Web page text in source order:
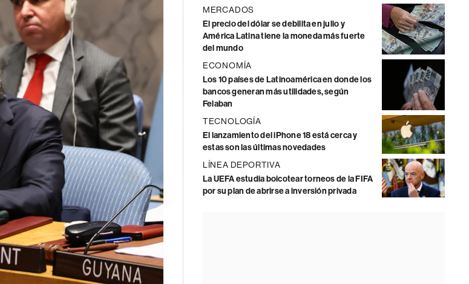
MERCADOS
El precio del dólar se debilita en julio y
América Latina tiene la moneda más fuerte
del mundo
ECONOMÍA
Los 10 países de Latinoamérica en donde los
bancos generan más utilidades, según
Felaban
TECNOLOGÍA
El lanzamiento del iPhone 18 está cerca y
estas son las últimas novedades
LÍNEA DEPORTIVA
La UEFA estudia boicotear torneos de la FIFA
por su plan de abrirse a inversión privada